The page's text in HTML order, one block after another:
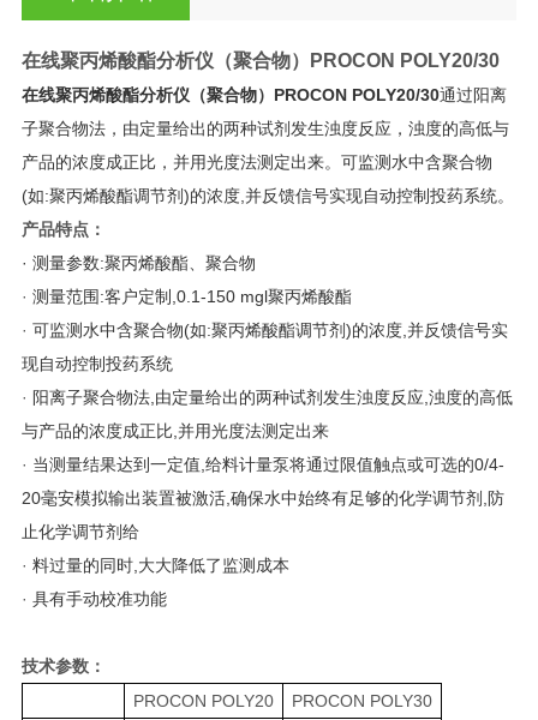
在线聚丙烯酸酯分析仪（聚合物） PROCON POLY20/30
在线聚丙烯酸酯分析仪（聚合物） PROCON POLY20/30通过阳离
子聚合物法，由定量给出的两种试剂发生浊度反应，浊度的高低与
产品的浓度成正比，并用光度法测定出来。可监测水中含聚合物
(如:聚丙烯酸酯调节剂)的浓度,并反馈信号实现自动控制投药系统。
产品特点：
· 测量参数:聚丙烯酸酯、聚合物
· 测量范围:客户定制,0.1-150 mgl聚丙烯酸酯
· 可监测水中含聚合物(如:聚丙烯酸酯调节剂)的浓度,并反馈信号实
现自动控制投药系统
· 阳离子聚合物法,由定量给出的两种试剂发生浊度反应,浊度的高低
与产品的浓度成正比,并用光度法测定出来
· 当测量结果达到一定值,给料计量泵将通过限值触点或可选的0/4-
20毫安模拟输出装置被激活,确保水中始终有足够的化学调节剂,防
止化学调节剂给
· 料过量的同时,大大降低了监测成本
· 具有手动校准功能
技术参数：
PROCON POLY20
PROCON POLY30